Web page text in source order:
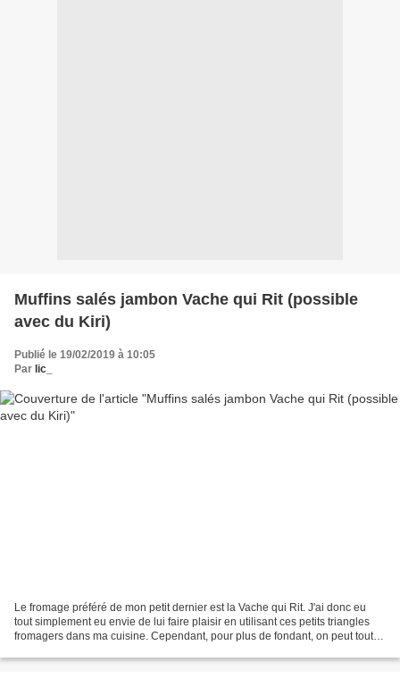
Muffins salés jambon Vache qui Rit (possible
avec du Kiri)
Publié le 19/02/2019 à 10:05
Par lic_
Le fromage préféré de mon petit dernier est la Vache qui Rit. J'ai donc eu
tout simplement eu envie de lui faire plaisir en utilisant ces petits triangles
fromagers dans ma cuisine. Cependant, pour plus de fondant, on peut tout à